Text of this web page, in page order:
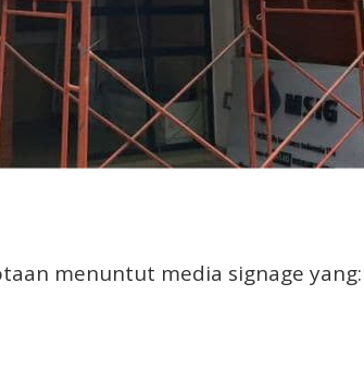
menuntut media signage yang: